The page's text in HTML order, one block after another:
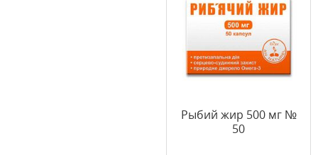
Рыбий жир 500 мг №
50